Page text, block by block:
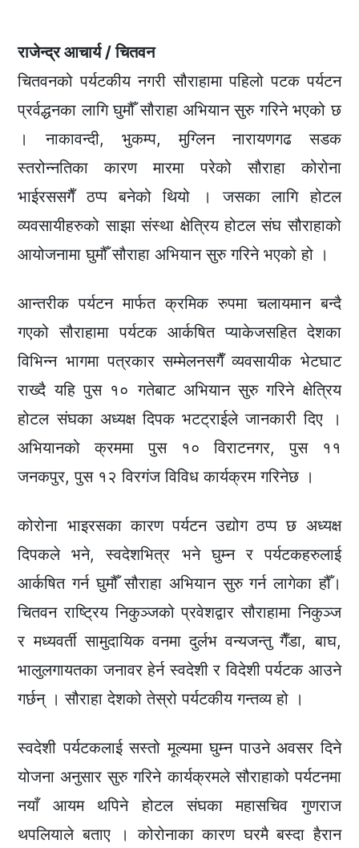
राजेन्द्र आचार्य / चितवन
चितवनको पर्यटकीय नगरी सौराहामा पहिलो पटक पर्यटन
प्रर्वद्धनका लागि घुमौँ सौराहा अभियान सुरु गरिने भएको छ
। नाकावन्दी, भुकम्प, मुग्लिन नारायणगढ सडक
स्तरोन्नतिका कारण मारमा परेको सौराहा कोरोना
भाईरससगैँ ठप्प बनेको थियो । जसका लागि होटल
व्यवसायीहरुको साझा संस्था क्षेत्रिय होटल संघ सौराहाको
आयोजनामा घुमौँ सौराहा अभियान सुरु गरिने भएको हो ।
आन्तरीक पर्यटन मार्फत क्रमिक रुपमा चलायमान बन्दै
गएको सौराहामा पर्यटक आर्कषित प्याकेजसहित देशका
विभिन्न भागमा पत्रकार सम्मेलनसगैँ व्यवसायीक भेटघाट
राख्दै यहि पुस १० गतेबाट अभियान सुरु गरिने क्षेत्रिय
होटल संघका अध्यक्ष दिपक भटट्राईले जानकारी दिए ।
अभियानको क्रममा पुस १० विराटनगर, पुस ११
जनकपुर, पुस १२ विरगंज विविध कार्यक्रम गरिनेछ ।
कोरोना भाइरसका कारण पर्यटन उद्योग ठप्प छ अध्यक्ष
दिपकले भने, स्वदेशभित्र भने घुम्न र पर्यटकहरुलाई
आर्कषित गर्न घुमौँ सौराहा अभियान सुरु गर्न लागेका हौँ।
चितवन राष्ट्रिय निकुञ्जको प्रवेशद्वार सौराहामा निकुञ्ज
र मध्यवर्ती सामुदायिक वनमा दुर्लभ वन्यजन्तु गैँडा, बाघ,
भालुलगायतका जनावर हेर्न स्वदेशी र विदेशी पर्यटक आउने
गर्छन् । सौराहा देशको तेस्रो पर्यटकीय गन्तव्य हो ।
स्वदेशी पर्यटकलाई सस्तो मूल्यमा घुम्न पाउने अवसर दिने
योजना अनुसार सुरु गरिने कार्यक्रमले सौराहाको पर्यटनमा
नयाँ आयम थपिने होटल संघका महासचिव गुणराज
थपलियाले बताए । कोरोनाका कारण घरमै बस्दा हैरान